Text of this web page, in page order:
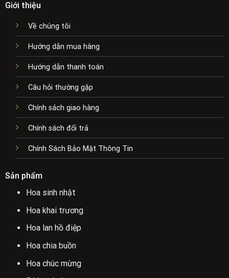
Giới thiệu
Về chúng tôi
Hướng dẫn mua hàng
Hướng dẫn thanh toán
Câu hỏi thường gặp
Chính sách giao hàng
Chính sách đổi trả
Chính Sách Bảo Mật Thông Tin
Sản phẩm
Hoa sinh nhật
Hoa khai trương
Hoa lan hồ điệp
Hoa chia buồn
Hoa chúc mừng